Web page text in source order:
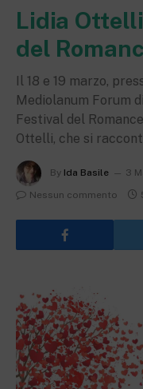
Lidia
del
Il 18 e 19 marzo,
Mediolanum Forum
Festival del
Ottelli, che si
By Ida Basile 3
Nessun commento